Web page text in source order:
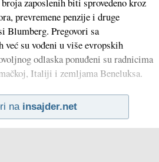
prevremene penzije i druge
Blumberg. Pregovori sa
već su vođeni u više evropskih
odlaska ponuđeni su radnicima
Italiji i zemljama Beneluksa.
na insajder.net